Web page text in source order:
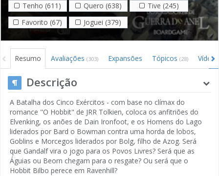
Tenho (611)
Quero (638)
Tive (245)
Favorito (67)
Joguei (379)
Resumo Avaliações (303) Expansões Tópicos (28)
Descrição
A Batalha dos Cinco Exércitos - com base no clímax do
romance "O Hobbit" de JRR Tolkien, coloca os anfitriões do
Elvenking, os anões de Dain Ironfoot, e os Homens do Lago
liderados por Bard o Bowman contra uma horda de lobos,
Goblins e Morcegos liderados por Bolg, filho de Azog. Será
que Gandalf vira o jogo para os Povos Livres? Será que as
Águias ou Beorn chegam para o resgate? Ou será que o
Hobbit Bilbo perece em Ravenhill?